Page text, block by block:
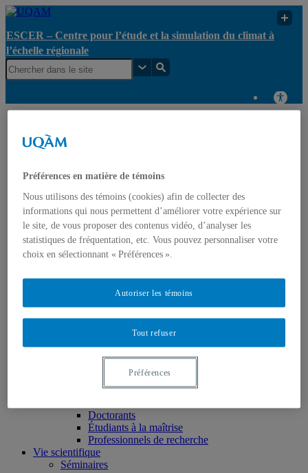
ESCER – Centre pour l’étude et la simulation du climat à
l’échelle régionale
UQAM
ESCER – Centre pour l’étude et la simulation du climat à
l’échelle régionale
Accueil
Le Centre
Gouvernance
Opportunités
Projets
Doctorants
Étudiants à la maîtrise
Professionnels de recherche
Vie scientifique
Séminaires
Préférences en matière de témoins
Nous utilisons des témoins (cookies) afin de collecter des
informations qui nous permettent d’améliorer votre expérience sur
le site, de vous proposer des contenus vidéo, d’analyser les
statistiques de fréquentation, etc. Vous pouvez personnaliser votre
choix en sélectionnant « Préférences ».
Tout refuser
Autoriser les témoins
Préférences